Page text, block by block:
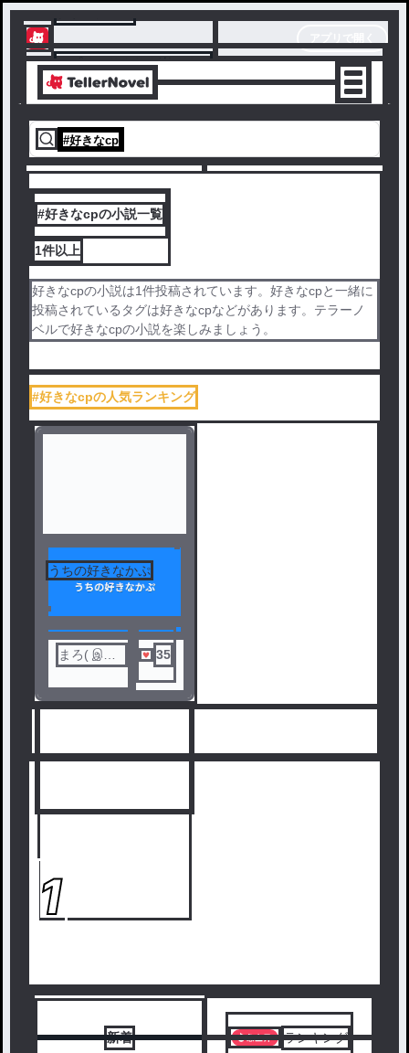
テラーノベル
アプリでサクサク楽しめる
#好きなcp
#好きなcpの小説一覧
1件以上
好きなcpの小説は1件投稿されています。好きなcpと一緒に
投稿されているタグは好きなcpなどがあります。テラーノ
ベルで好きなcpの小説を楽しみましょう。
#好きなcpの人気ランキング
うちの好きなかぷ
まろ( இ﹏
35
1
新着 ランキング